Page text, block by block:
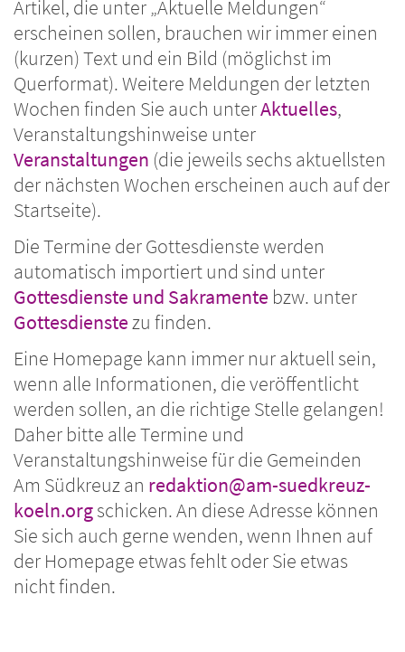
Artikel, die unter „Aktuelle Meldungen“
erscheinen sollen, brauchen wir immer einen
(kurzen) Text und ein Bild (möglichst im
Querformat). Weitere Meldungen der letzten
Wochen finden Sie auch unterAktuelles,
Veranstaltungshinweise unter
Veranstaltungen (die jeweils sechs aktuellsten
der nächsten Wochen erscheinen auch auf der
Startseite).
Die Termine der Gottesdienste werden
automatisch importiert und sind unter
Gottesdienste und Sakramente bzw. unter
Gottesdienstezu finden.
Eine Homepage kann immer nur aktuell sein,
wenn alle Informationen, die veröffentlicht
werden sollen, an die richtige Stelle gelangen!
Daher bitte alle Termine und
Veranstaltungshinweise für die Gemeinden
Am Südkreuz an redaktion@am-suedkreuz-
koeln.orgschicken. An diese Adresse können
Sie sich auch gerne wenden, wenn Ihnen auf
der Homepage etwas fehlt oder Sie etwas
nicht finden.